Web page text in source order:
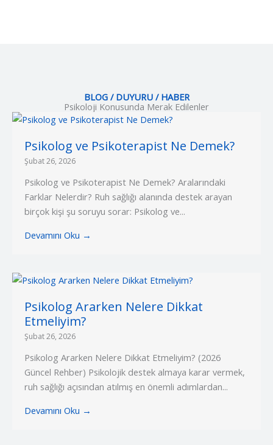
BLOG / DUYURU / HABER
Psikoloji Konusunda Merak Edilenler
Psikolog ve Psikoterapist Ne Demek?
Şubat 26, 2026
Psikolog ve Psikoterapist Ne Demek? Aralarındaki
Farklar Nelerdir? Ruh sağlığı alanında destek arayan
birçok kişi şu soruyu sorar: Psikolog ve...
Devamını Oku →
Psikolog Ararken Nelere Dikkat
Etmeliyim?
Şubat 26, 2026
Psikolog Ararken Nelere Dikkat Etmeliyim? (2026
Güncel Rehber) Psikolojik destek almaya karar vermek,
ruh sağlığı açısından atılmış en önemli adımlardan...
Devamını Oku →